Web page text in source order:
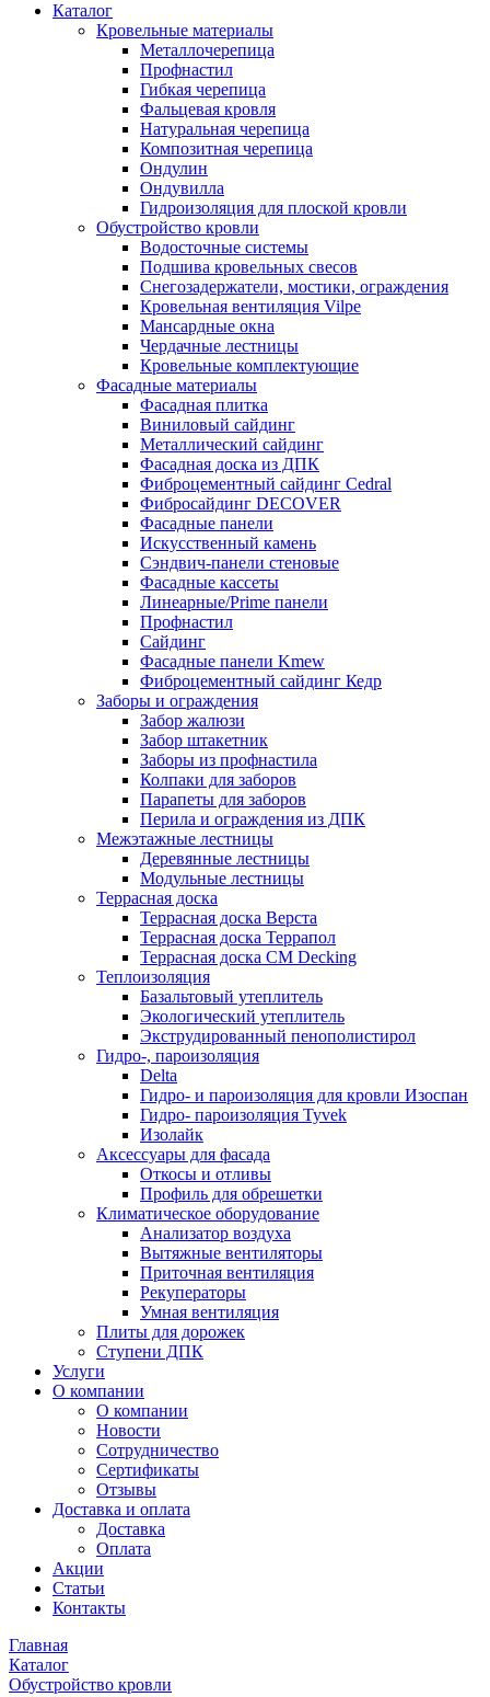
Каталог
Кровельные материалы
Металлочерепица
Профнастил
Гибкая черепица
Фальцевая кровля
Натуральная черепица
Композитная черепица
Ондулин
Ондувилла
Гидроизоляция для плоской кровли
Обустройство кровли
Водосточные системы
Подшива кровельных свесов
Снегозадержатели, мостики, ограждения
Кровельная вентиляция Vilpe
Мансардные окна
Чердачные лестницы
Кровельные комплектующие
Фасадные материалы
Фасадная плитка
Виниловый сайдинг
Металлический сайдинг
Фасадная доска из ДПК
Фиброцементный сайдинг Cedral
Фибросайдинг DECOVER
Фасадные панели
Искусственный камень
Сэндвич-панели стеновые
Фасадные кассеты
Линеарные/Prime панели
Профнастил
Сайдинг
Фасадные панели Kmew
Фиброцементный сайдинг Кедр
Заборы и ограждения
Забор жалюзи
Забор штакетник
Заборы из профнастила
Колпаки для заборов
Парапеты для заборов
Перила и ограждения из ДПК
Межэтажные лестницы
Деревянные лестницы
Модульные лестницы
Террасная доска
Террасная доска Верста
Террасная доска Террапол
Террасная доска CM Decking
Теплоизоляция
Базальтовый утеплитель
Экологический утеплитель
Экструдированный пенополистирол
Гидро-, пароизоляция
Delta
Гидро- и пароизоляция для кровли Изоспан
Гидро- пароизоляция Tyvek
Изолайк
Аксессуары для фасада
Откосы и отливы
Профиль для обрешетки
Климатическое оборудование
Анализатор воздуха
Вытяжные вентиляторы
Приточная вентиляция
Рекуператоры
Умная вентиляция
Плиты для дорожек
Ступени ДПК
Услуги
О компании
О компании
Новости
Сотрудничество
Сертификаты
Отзывы
Доставка и оплата
Доставка
Оплата
Акции
Статьи
Контакты
Главная
Каталог
Обустройство кровли